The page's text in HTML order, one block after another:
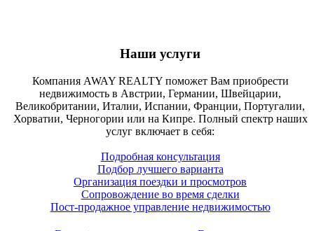
Наши услуги
Компания AWAY REALTY поможет Вам приобрести
недвижимость в Австрии, Германии, Швейцарии,
Великобритании, Италии, Испании, Франции, Португалии,
Хорватии, Черногории или на Кипре. Полный спектр наших
услуг включает в себя:
Подробная консультация
Подбор лучшего варианта
Организация поездки и просмотров
Сопровождение во время сделки
Пост-продажное управление недвижимостью